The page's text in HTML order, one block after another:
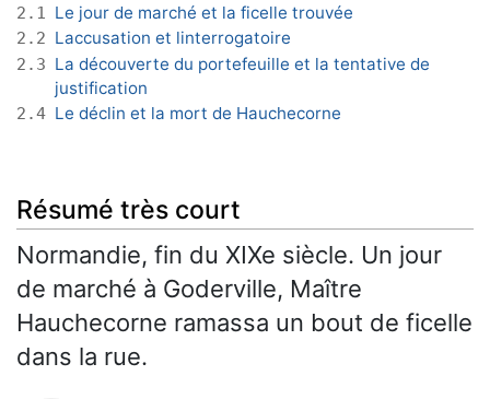
2.1 Le jour de marché et la ficelle trouvée
2.2 Laccusation et linterrogatoire
2.3 La découverte du portefeuille et la tentative de
justification
2.4 Le déclin et la mort de Hauchecorne
Résumé très court
Normandie, fin du XIXe siècle. Un jour
de marché à Goderville, Maître
Hauchecorne ramassa un bout de ficelle
dans la rue.